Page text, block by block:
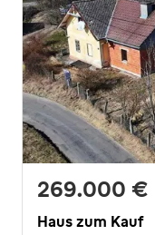
269.000 €
Haus zum Kauf